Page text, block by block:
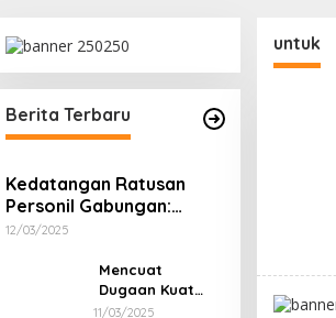
Berita Terbaru
Kedatangan Ratusan
Personil Gabungan:
Aktifitas Ponton ilegal
Sepi Dalam Sekejap
12/03/2025
Mencuat
Dugaan Kuat
Nama Cukong
11/03/2025
untuk